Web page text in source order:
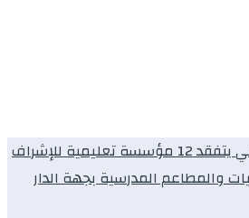
الدكتور نوفل كديلي يتفقد 12 مؤسسة تعليمية للإشراف
والمطاعم المدرسية بجهة الدار